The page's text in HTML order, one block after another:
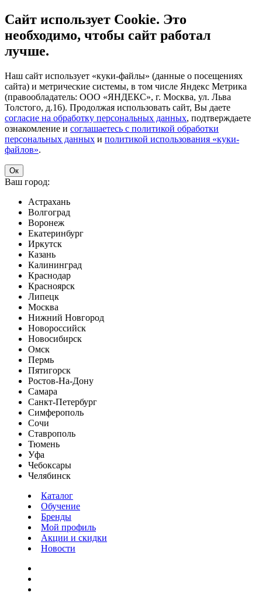
Сайт использует Cookie. Это
необходимо, чтобы сайт работал
лучше.
Наш сайт использует «куки-файлы» (данные о посещениях
сайта) и метрические системы, в том числе Яндекс Метрика
(правообладатель: ООО «ЯНДЕКС», г. Москва, ул. Льва
Толстого, д.16). Продолжая использовать сайт, Вы даете
согласие на обработку персональных данных, подтверждаете
ознакомление и соглашаетесь с политикой обработки
персональных данных и политикой использования «куки-
файлов».
Ок
Ваш город:
Астрахань
Волгоград
Воронеж
Екатеринбург
Иркутск
Казань
Калининград
Краснодар
Красноярск
Липецк
Москва
Нижний Новгород
Новороссийск
Новосибирск
Омск
Пермь
Пятигорск
Ростов-На-Дону
Самара
Санкт-Петербург
Симферополь
Сочи
Ставрополь
Тюмень
Уфа
Чебоксары
Челябинск
Каталог
Обучение
Бренды
Мой профиль
Акции и скидки
Новости